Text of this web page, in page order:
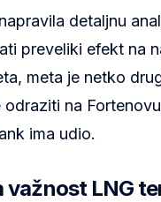
detaljnu
preveliki efekt na
meta je netko
odraziti na
ima udio.
važnost LNG